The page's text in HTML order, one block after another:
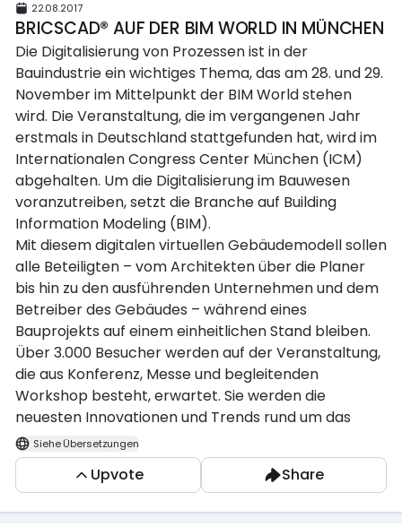
22.08.2017
BRICSCAD® AUF DER BIM WORLD IN MÜNCHEN
Die Digitalisierung von Prozessen ist in der
Bauindustrie ein wichtiges Thema, das am 28. und 29.
November im Mittelpunkt der BIM World stehen
wird. Die Veranstaltung, die im vergangenen Jahr
erstmals in Deutschland stattgefunden hat, wird im
Internationalen Congress Center München (ICM)
abgehalten. Um die Digitalisierung im Bauwesen
voranzutreiben, setzt die Branche auf Building
Information Modeling (BIM).
Mit diesem digitalen virtuellen Gebäudemodell sollen
alle Beteiligten – vom Architekten über die Planer
bis hin zu den ausführenden Unternehmen und dem
Betreiber des Gebäudes – während eines
Bauprojekts auf einem einheitlichen Stand bleiben.
Über 3.000 Besucher werden auf der Veranstaltung,
die aus Konferenz, Messe und begleitenden
Workshop besteht, erwartet. Sie werden die
neuesten Innovationen und Trends rund um das
Thema BIM diskutieren.
Als deutscher Repräsentant von Bricsys, dem
Anbieter der .dwg-basierten Software BricsCAD®,
Siehe Übersetzungen
Upvote Share